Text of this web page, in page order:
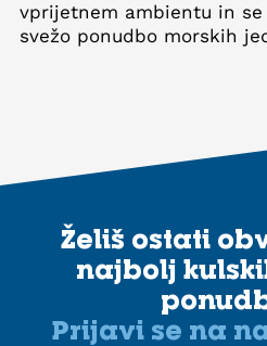
vprijetnem ambientu in
svežo ponudbo morskih
Želiš ostati
najbolj
Prijavi se na